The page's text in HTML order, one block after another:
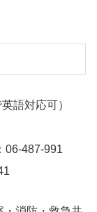
語対応可）
06-487-991